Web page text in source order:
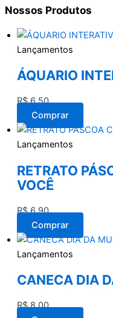
Nossos Produtos
Lançamentos
ÁQUARIO
R$6,50
Comprar
Lançamentos
RETRATO
VOCÊ
R$6,90
Comprar
Lançamentos
CANECA DIA
R$8,00